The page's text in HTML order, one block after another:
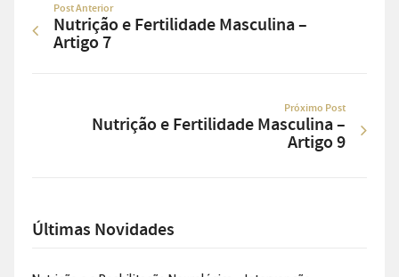
Post Anterior
Nutrição e Fertilidade Masculina –
Artigo 7
Próximo Post
Nutrição e Fertilidade Masculina –
Artigo 9
Últimas Novidades